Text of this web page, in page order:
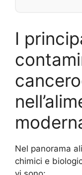
I
Nel panorama
chimici e